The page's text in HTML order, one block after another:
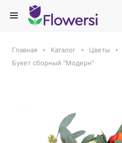
Главная Каталог Цветы
Букет сборный "Модерн"